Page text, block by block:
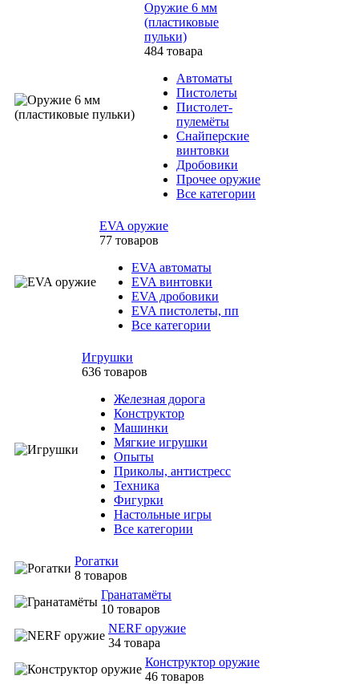
Оружие 6 мм
(пластиковые
пульки)
484 товара
Автоматы
Пистолеты
Пистолет-
пулемёты
Снайперские
винтовки
Дробовики
Прочее оружие
Все категории
EVA оружие
77 товаров
EVA автоматы
EVA винтовки
EVA дробовики
EVA пистолеты, пп
Все категории
Игрушки
636 товаров
Железная дорога
Конструктор
Машинки
Мягкие игрушки
Опыты
Приколы, антистресс
Техника
Фигурки
Настольные игры
Все категории
Рогатки
8 товаров
Гранатамёты
10 товаров
NERF оружие
34 товара
Конструктор оружие
46 товаров